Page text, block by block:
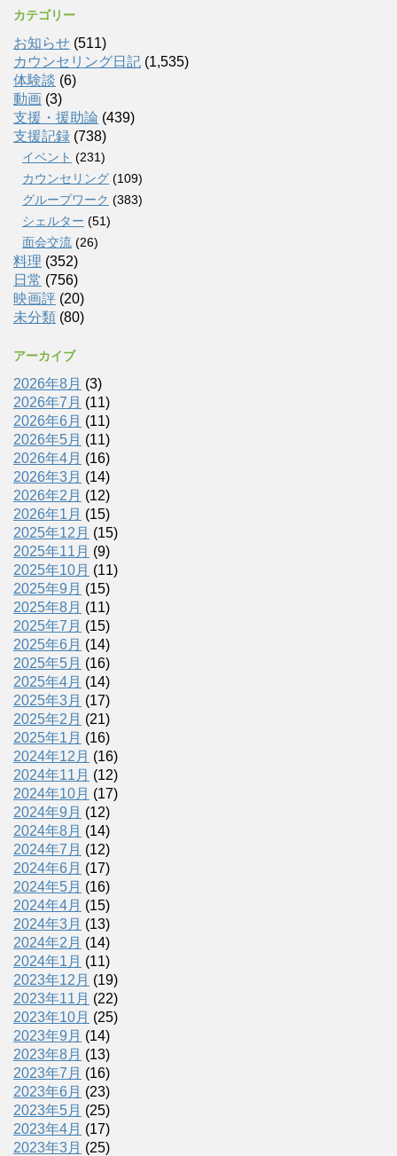
カテゴリー
お知らせ (511)
カウンセリング日記 (1,535)
体験談 (6)
動画 (3)
支援・援助論 (439)
支援記録 (738)
イベント (231)
カウンセリング (109)
グループワーク (383)
シェルター (51)
面会交流 (26)
料理 (352)
日常 (756)
映画評 (20)
未分類 (80)
アーカイブ
2026年8月 (3)
2026年7月 (11)
2026年6月 (11)
2026年5月 (11)
2026年4月 (16)
2026年3月 (14)
2026年2月 (12)
2026年1月 (15)
2025年12月 (15)
2025年11月 (9)
2025年10月 (11)
2025年9月 (15)
2025年8月 (11)
2025年7月 (15)
2025年6月 (14)
2025年5月 (16)
2025年4月 (14)
2025年3月 (17)
2025年2月 (21)
2025年1月 (16)
2024年12月 (16)
2024年11月 (12)
2024年10月 (17)
2024年9月 (12)
2024年8月 (14)
2024年7月 (12)
2024年6月 (17)
2024年5月 (16)
2024年4月 (15)
2024年3月 (13)
2024年2月 (14)
2024年1月 (11)
2023年12月 (19)
2023年11月 (22)
2023年10月 (25)
2023年9月 (14)
2023年8月 (13)
2023年7月 (16)
2023年6月 (23)
2023年5月 (25)
2023年4月 (17)
2023年3月 (25)